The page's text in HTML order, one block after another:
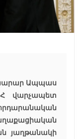
Ապպաս
վարչապետ
յաղթանակի